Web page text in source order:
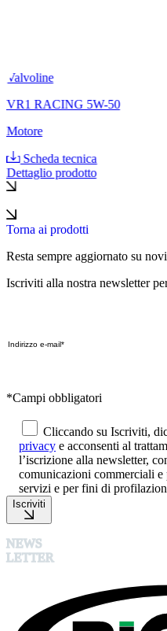
Valvoline
VR1 RACING 5W-50
Motore
Scheda tecnica
Dettaglio prodotto
Torna ai prodotti
Resta sempre aggiornato su
Iscriviti alla nostra newsletter
*Campi obbligatori
Cliccando su Iscriviti,
privacy e acconsenti al
l’iscrizione alla newsletter,
comunicazioni commerciali
servizi e per fini di
Iscriviti
NEWS
LETTER